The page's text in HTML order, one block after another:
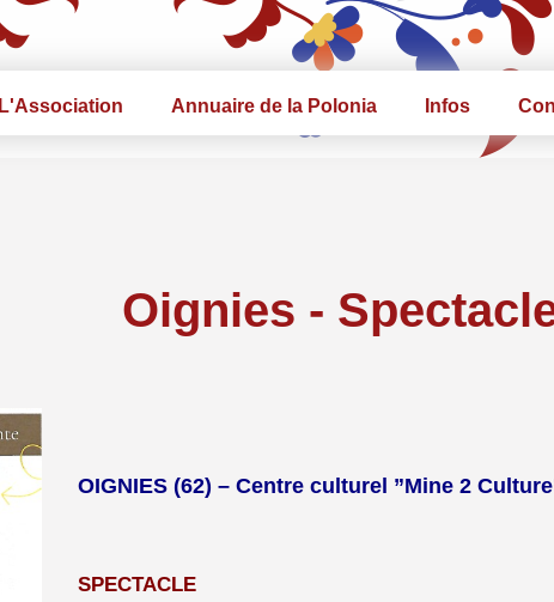
L'Association Annuaire de la Polonia Infos
Oignies -
OIGNIES (62) – Centre culturel ”Mine 2
SPECTACLE